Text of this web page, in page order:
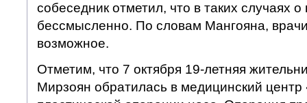
собеседник отметил, что в таких случаях
бессмысленно. По словам Мангояна,
возможное.
Отметим, что 7 октября 19-летняя
Мирзоян обратилась в медицинский